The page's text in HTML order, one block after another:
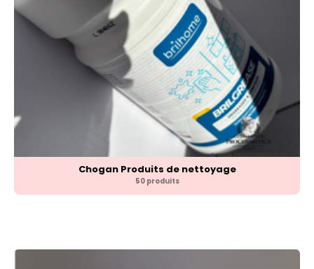
Chogan Produits de nettoyage
50 produits